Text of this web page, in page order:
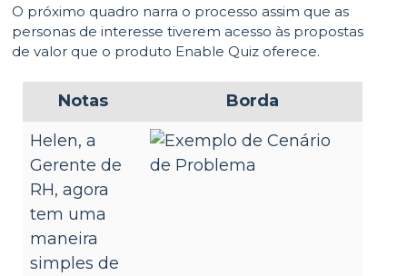
O próximo quadro narra o processo assim que as
personas de interesse tiverem acesso às propostas
de valor que o produto Enable Quiz oferece.
Notas
Borda
Helen, a
Gerente de
RH, agora
tem uma
maneira
simples de